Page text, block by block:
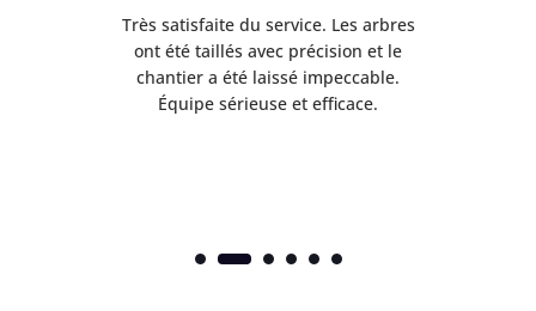
Très satisfaite du service. Les arbres
ont été taillés avec précision et le
chantier a été laissé impeccable.
Équipe sérieuse et efficace.